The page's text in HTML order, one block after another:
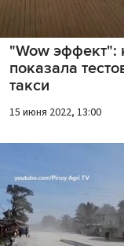
"Wow эффект":
показала
такси
15 июня 2022, 13:00